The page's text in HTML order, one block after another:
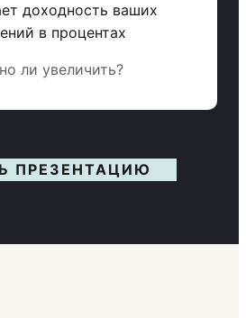
доходность ваших
в процентах
ли увеличить?
ПРЕЗЕНТАЦИЮ